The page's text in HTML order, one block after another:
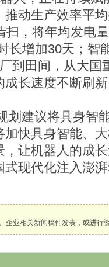
推动生产效率平
扫，将年均发电
长增加30天；
到田间，从大
长速度不断刷新
建议将具身智
加快具身智能、
，让机器人的成
现代化注入澎湃
业相关新闻稿件发表，或进行